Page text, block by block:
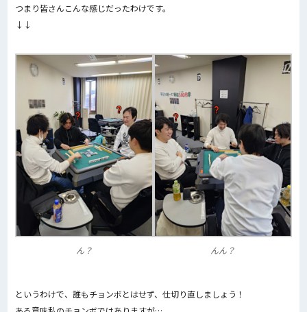
つまり皆さんこんな感じだったわけです。
↓↓
ん？ んん？
というわけで、誰もチョンボとはせず、仕切り直しましょう！